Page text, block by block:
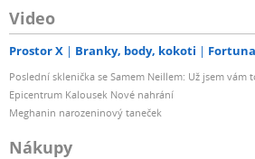
Video
Prostor X Branky, body, kokoti
Poslední sklenička se Samem Neillem: Už jsem vám
Epicentrum Kalousek Nové nahrání
Meghanin narozeninový taneček
Nákupy